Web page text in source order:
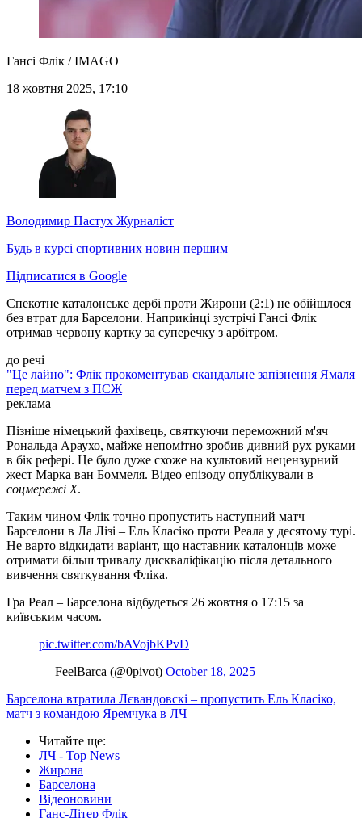
Гансі Флік / IMAGO
18 жовтня 2025, 17:10
Володимир Пастух Журналіст
Будь в курсі спортивних новин першим
Підписатися в Google
Спекотне каталонське дербі проти Жирони (2:1) не обійшлося
без втрат для Барселони. Наприкінці зустрічі Гансі Флік
отримав червону картку за суперечку з арбітром.
до речі
"Це лайно": Флік прокоментував скандальне запізнення Ямаля
перед матчем з ПСЖ
реклама
Пізніше німецький фахівець, святкуючи переможний м'яч
Рональда Араухо, майже непомітно зробив дивний рух руками
в бік рефері. Це було дуже схоже на культовий нецензурний
жест Марка ван Боммеля. Відео епізоду опублікували в
соцмережі X.
Таким чином Флік точно пропустить наступний матч
Барселони в Ла Лізі – Ель Класіко проти Реала у десятому турі.
Не варто відкидати варіант, що наставник каталонців може
отримати більш тривалу дискваліфікацію після детального
вивчення святкування Фліка.
Гра Реал – Барселона відбудеться 26 жовтня о 17:15 за
київським часом.
pic.twitter.com/bAVojbKPvD
— FeelBarca (@0pivot) October 18, 2025
Барселона втратила Лєвандовскі – пропустить Ель Класіко,
матч з командою Яремчука в ЛЧ
Читайте ще:
ЛЧ - Top News
Жирона
Барселона
Відеоновини
Ганс-Дітер Флік